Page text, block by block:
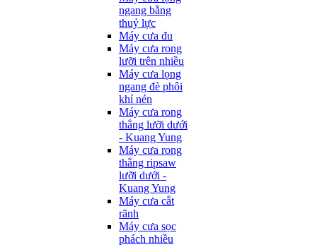
ngang bằng
thuỷ lực
Máy cưa đu
Máy cưa rong
lưỡi trên nhiều
Máy cưa lọng
ngang đè phôi
khí nén
Máy cưa rong
thẳng lưỡi dưới
- Kuang Yung
Máy cưa rong
thẳng ripsaw
lưỡi dưới -
Kuang Yung
Máy cưa cắt
rãnh
Máy cưa sọc
phách nhiều